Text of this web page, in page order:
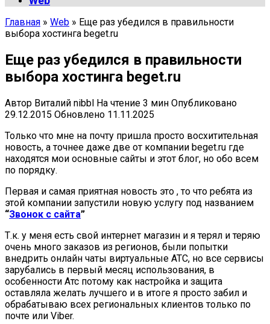
Главная » Web » Еще раз убедился в правильности
выбора хостинга beget.ru
Еще раз убедился в правильности
выбора хостинга beget.ru
Автор Виталий nibbl На чтение 3 мин Опубликовано
29.12.2015 Обновлено 11.11.2025
Только что мне на почту пришла просто восхитительная
новость, а точнее даже две от компании beget.ru где
находятся мои основные сайты и этот блог, но обо всем
по порядку.
Первая и самая приятная новость это , то что ребята из
этой компании запустили новую услугу под названием
“Звонок с сайта”
Т.к. у меня есть свой интернет магазин и я терял и теряю
очень много заказов из регионов, были попытки
внедрить онлайн чаты виртуальные АТС, но все сервисы
зарубались в первый месяц использования, в
особенности Атс потому как настройка и защита
оставляла желать лучшего и в итоге я просто забил и
обрабатываю всех региональных клиентов только по
почте или Viber.